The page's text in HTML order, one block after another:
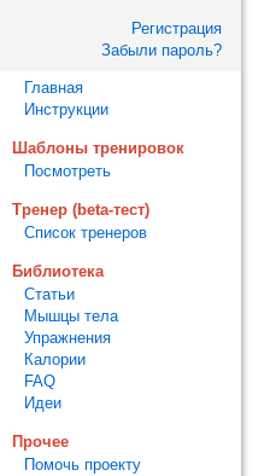
Регистрация
Забыли пароль?
Главная
Инструкции
Шаблоны тренировок
Посмотреть
Тренер (beta-тест)
Список тренеров
Библиотека
Статьи
Мышцы тела
Упражнения
Калории
FAQ
Идеи
Прочее
Помочь проекту